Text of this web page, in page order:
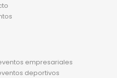
empresariales
deportivos